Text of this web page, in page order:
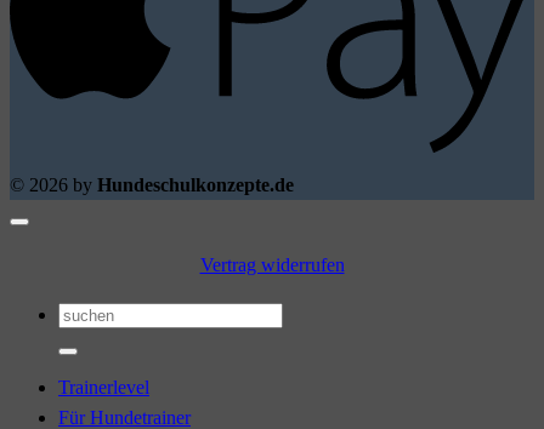
© 2026 by Hundeschulkonzepte.de
Vertrag widerrufen
Suchen
nach:
Trainerlevel
Für Hundetrainer